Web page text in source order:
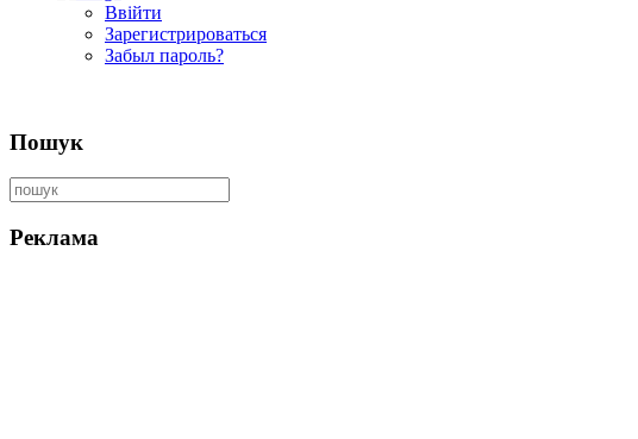
Ввійти
Зарегистрироваться
Забыл пароль?
Пошук
Реклама